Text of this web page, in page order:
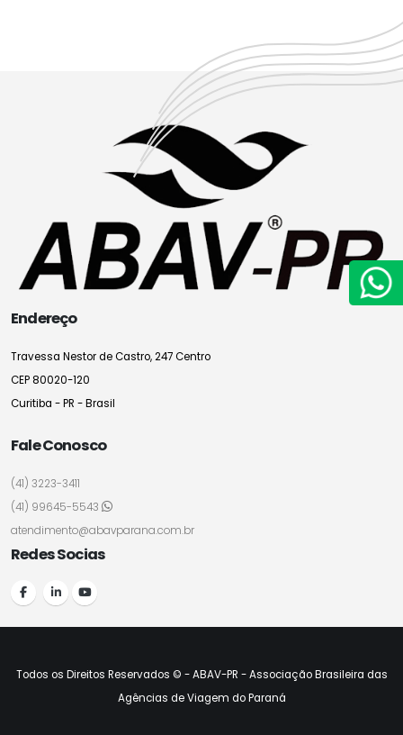
Endereço
Travessa Nestor de Castro, 247 Centro
CEP 80020-120
Curitiba - PR - Brasil
Fale Conosco
(41) 3223-3411
(41) 99645-5543
atendimento@abavparana.com.br
Redes Socias
Todos os Direitos Reservados © - ABAV-PR - Associação Brasileira das
Agências de Viagem do Paraná